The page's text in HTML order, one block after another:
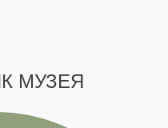
МУЗЕЯ